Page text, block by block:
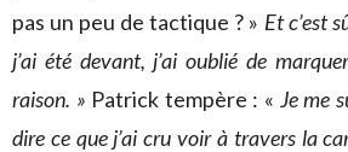
pas un peu de tactique ? » Et c’est
j’ai été devant, j’ai oublié de
raison. » Patrick tempère : « Je me
dire ce que j’ai cru voir à travers la